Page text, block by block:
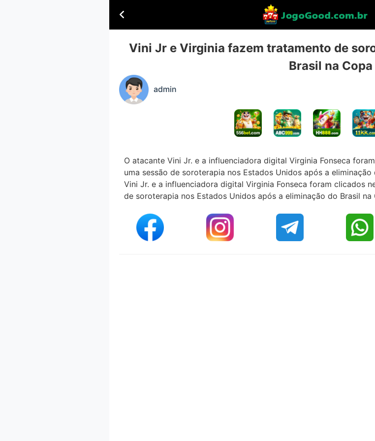
Vini Jr e Virginia fazem tratamento de
Brasil na Copa
admin
O atacante Vini Jr. e a influenciadora digital Virginia Fonseca
uma sessão de soroterapia nos Estados Unidos após a
Vini Jr. e a influenciadora digital Virginia Fonseca foram clicados
de soroterapia nos Estados Unidos após a eliminação do Brasil na